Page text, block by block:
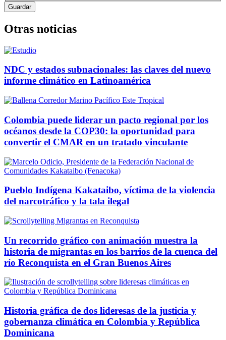
Otras noticias
NDC y estados subnacionales: las claves del nuevo
informe climático en Latinoamérica
Colombia puede liderar un pacto regional por los
océanos desde la COP30: la oportunidad para
convertir el CMAR en un tratado vinculante
Pueblo Indígena Kakataibo, víctima de la violencia
del narcotráfico y la tala ilegal
Un recorrido gráfico con animación muestra la
historia de migrantas en los barrios de la cuenca del
río Reconquista en el Gran Buenos Aires
Historia gráfica de dos lideresas de la justicia y
gobernanza climática en Colombia y República
Dominicana